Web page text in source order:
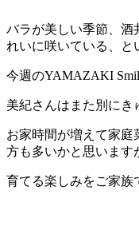
バラが美しい季節、酒
れいに咲いている、と
今週のYAMAZAKI
美紀さんはまた別にき
お家時間が増えて家庭
方も多いかと思います
育てる楽しみをご家族